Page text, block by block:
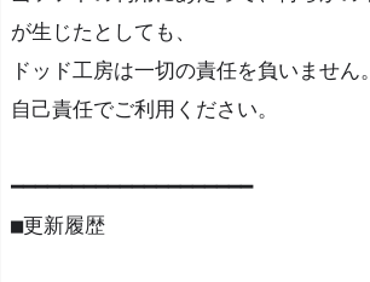
が生じたとしても、
ドッド工房は一切の責任を負いません。
自己責任でご利用ください。
━━━━━━━━━━━━━━━━━━━━
■更新履歴